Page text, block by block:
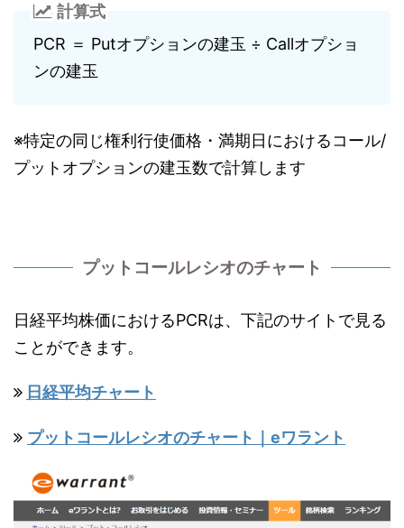
計算式
PCR ＝ Putオプションの建玉 ÷ Callオプショ
ンの建玉
※特定の同じ権利行使価格・満期日におけるコール/
プットオプションの建玉数で計算します
プットコールレシオのチャート
日経平均株価におけるPCRは、下記のサイトで見る
ことができます。
日経平均チャート
プットコールレシオのチャート｜eワラント